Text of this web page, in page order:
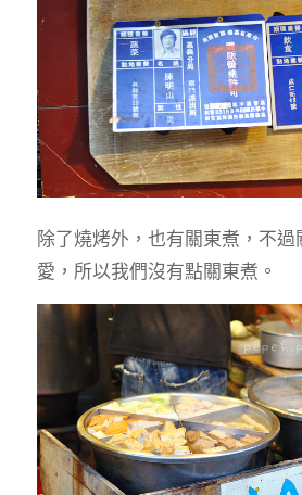
除了燒烤外，也有關東煮，不
愛，所以我們沒有點關東煮。